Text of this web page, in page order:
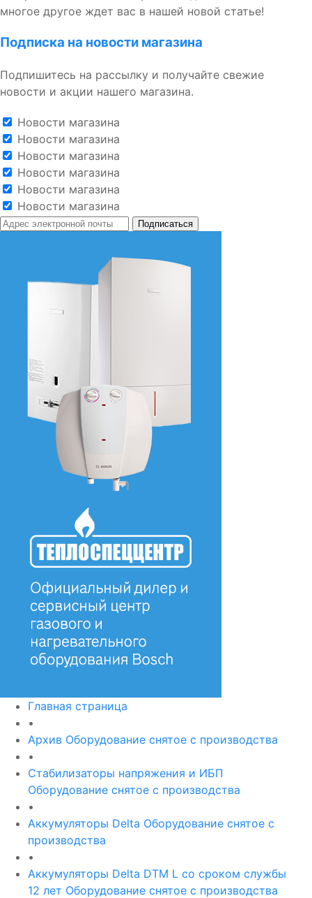
многое другое ждет вас в нашей новой статье!
Подписка на новости магазина
Подпишитесь на рассылку и получайте свежие
новости и акции нашего магазина.
Новости магазина
Новости магазина
Новости магазина
Новости магазина
Новости магазина
Новости магазина
Главная страница
•
Архив Оборудование снятое с производства
•
Стабилизаторы напряжения и ИБП
Оборудование снятое с производства
•
Аккумуляторы Delta Оборудование снятое с
производства
•
Аккумуляторы Delta DTM L со сроком службы
12 лет Оборудование снятое с производства